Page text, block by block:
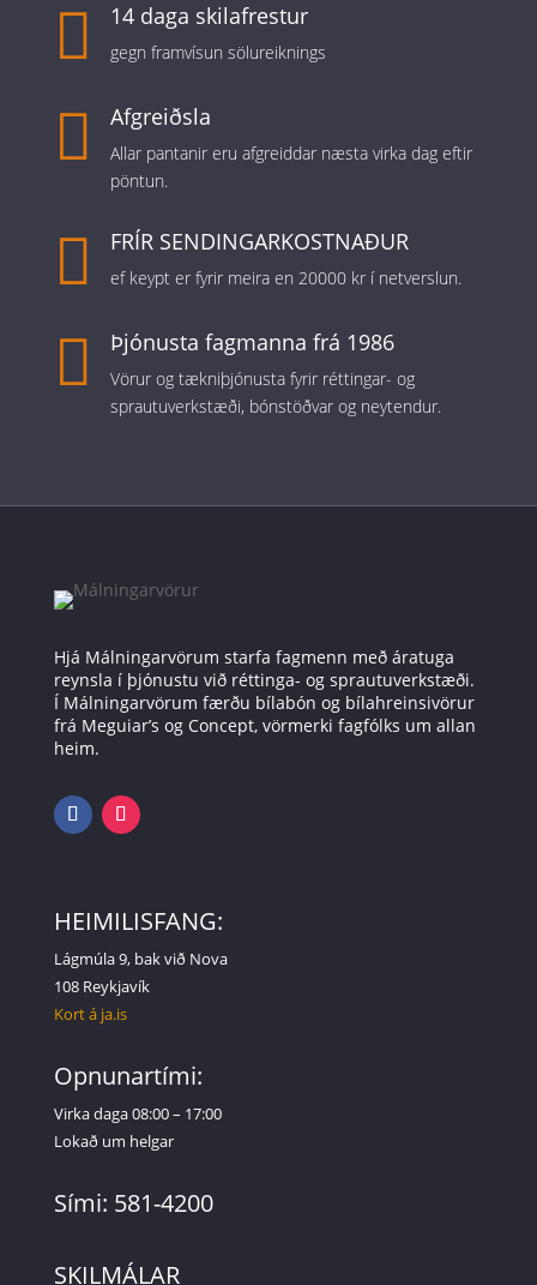
 14 daga skilafrestur
gegn framvísun sölureiknings
 Afgreiðsla
Allar pantanir eru afgreiddar næsta virka dag eftir
pöntun.
 FRÍR SENDINGARKOSTNAÐUR
ef keypt er fyrir meira en 20000 kr í netverslun.
 Þjónusta fagmanna frá 1986
Vörur og tækniþjónusta fyrir réttingar- og
sprautuverkstæði, bónstöðvar og neytendur.
Hjá Málningarvörum starfa fagmenn með áratuga
reynsla í þjónustu við réttinga- og sprautuverkstæði.
Í Málningarvörum færðu bílabón og bílahreinsivörur
frá Meguiar’s og Concept, vörmerki fagfólks um allan
heim.
HEIMILISFANG:
Lágmúla 9, bak við Nova
108 Reykjavík
Kort á ja.is
Opnunartími:
Virka daga 08:00 – 17:00
Lokað um helgar
Sími: 581-4200
SKILMÁLAR